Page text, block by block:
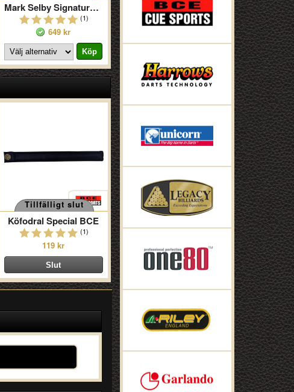
Mark Selby Signature 150
(1)
649 kr
Tillfälligt slut
Köfodral Special BCE
(1)
119 kr